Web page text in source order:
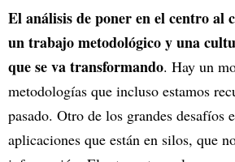
El análisis de poner en el centro al
un trabajo metodológico y una
que se va transformando. Hay un
metodologías que incluso estamos
pasado. Otro de los grandes desafíos
aplicaciones que están en silos, que